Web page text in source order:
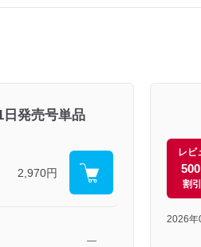
日発売号単品
2,970円
―
レビ
割
2026年